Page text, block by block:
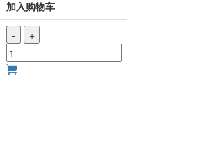
加入购物车
- +